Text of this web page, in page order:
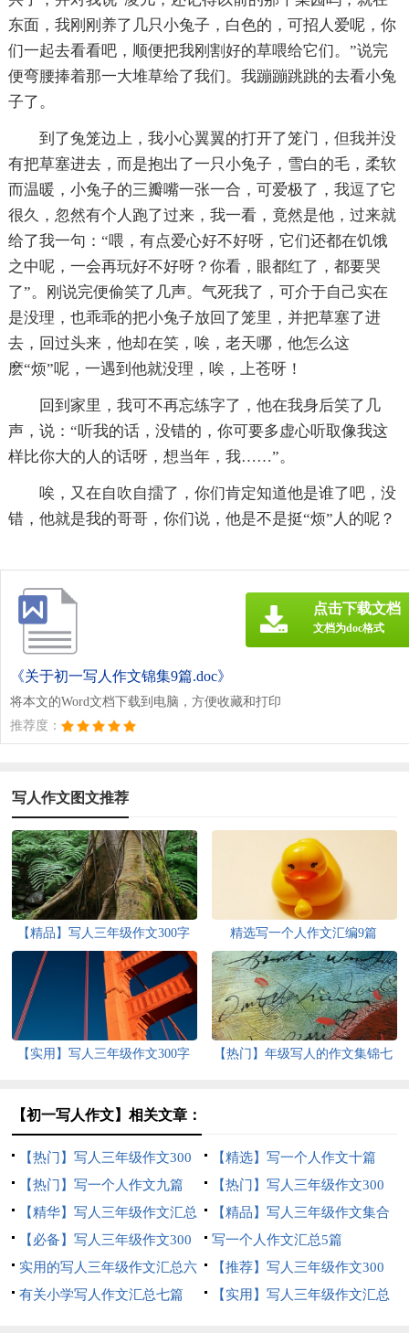
东面，我刚刚养了几只小兔子，白色的，可招人爱呢，你
们一起去看看吧，顺便把我刚割好的草喂给它们。”说完
便弯腰捧着那一大堆草给了我们。我蹦蹦跳跳的去看小兔
子了。
到了兔笼边上，我小心翼翼的打开了笼门，但我并没
有把草塞进去，而是抱出了一只小兔子，雪白的毛，柔软
而温暖，小兔子的三瓣嘴一张一合，可爱极了，我逗了它
很久，忽然有个人跑了过来，我一看，竟然是他，过来就
给了我一句：“喂，有点爱心好不好呀，它们还都在饥饿
之中呢，一会再玩好不好呀？你看，眼都红了，都要哭
了”。刚说完便偷笑了几声。气死我了，可介于自己实在
是没理，也乖乖的把小兔子放回了笼里，并把草塞了进
去，回过头来，他却在笑，唉，老天哪，他怎么这
麽“烦”呢，一遇到他就没理，唉，上苍呀！
回到家里，我可不再忘练字了，他在我身后笑了几
声，说：“听我的话，没错的，你可要多虚心听取像我这
样比你大的人的话呀，想当年，我……”。
唉，又在自吹自擂了，你们肯定知道他是谁了吧，没
错，他就是我的哥哥，你们说，他是不是挺“烦”人的呢？
《关于初一写人作文锦集9篇.doc》
将本文的Word文档下载到电脑，方便收藏和打印
推荐度：
点击下载文档
文档为doc格式
写人作文图文推荐
【精品】写人三年级作文300字
七篇
精选写一个人作文汇编9篇
【实用】写人三年级作文300字
【热门】年级写人的作文集锦七
【初一写人作文】相关文章：
【热门】写人三年级作文300
字集锦九篇
【精选】写一个人作文十篇
【热门】写一个人作文九篇
【热门】写人三年级作文300
字三篇
【精华】写人三年级作文汇总
7篇
【精品】写人三年级作文集合
8篇
【必备】写人三年级作文300
字合集10篇
写一个人作文汇总5篇
实用的写人三年级作文汇总六
篇
【推荐】写人三年级作文300
字汇总7篇
有关小学写人作文汇总七篇
【实用】写人三年级作文汇总